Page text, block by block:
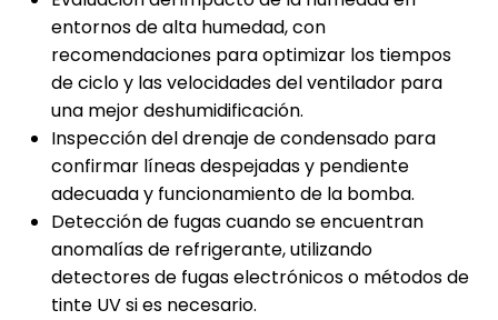
entornos de alta humedad, con
recomendaciones para optimizar los tiempos
de ciclo y las velocidades del ventilador para
una mejor deshumidificación.
Inspección del drenaje de condensado para
confirmar líneas despejadas y pendiente
adecuada y funcionamiento de la bomba.
Detección de fugas cuando se encuentran
anomalías de refrigerante, utilizando
detectores de fugas electrónicos o métodos de
tinte UV si es necesario.